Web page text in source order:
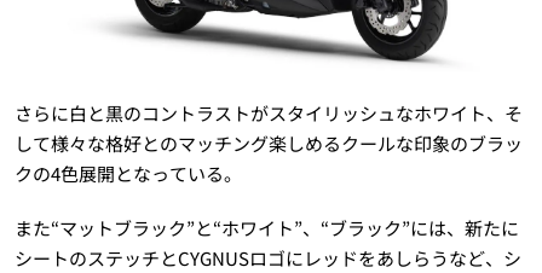
さらに白と黒のコントラストがスタイリッシュなホワイト、そ
して様々な格好とのマッチング楽しめるクールな印象のブラッ
クの4色展開となっている。
また“マットブラック”と“ホワイト”、“ブラック”には、新たに
シートのステッチとCYGNUSロゴにレッドをあしらうなど、シ